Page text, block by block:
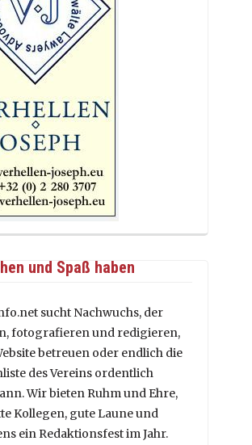
und Spaß haben
sucht Nachwuchs, der
fotografieren und redigieren,
betreuen oder endlich die
des Vereins ordentlich
Wir bieten Ruhm und Ehre,
Kollegen, gute Laune und
ein Redaktionsfest im Jahr.